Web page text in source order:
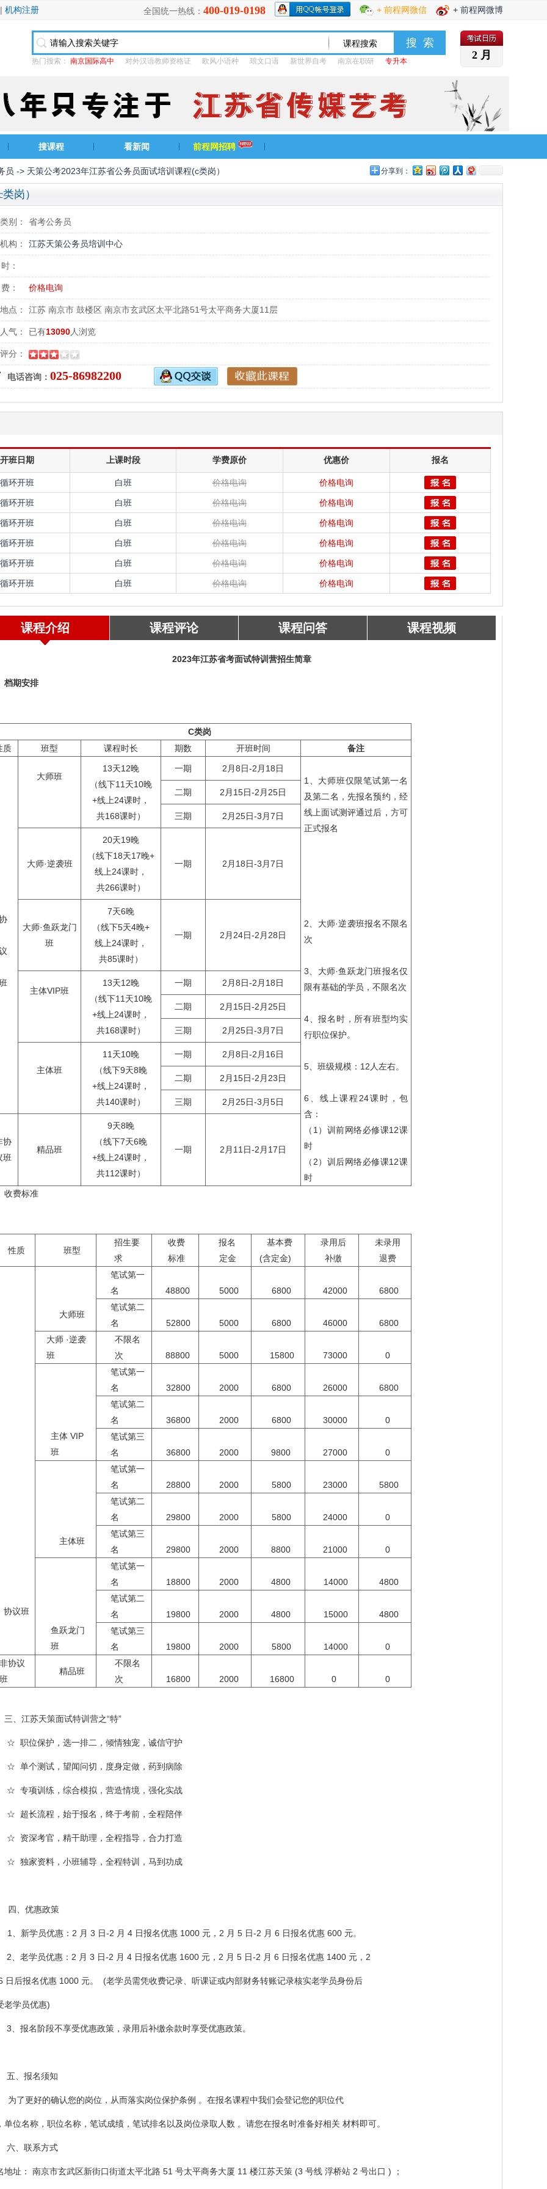
机构注册 + 前程网微博
+ 前程网微信
全国统一热线： 400-019-0198
热门搜索： 南京国际高中 对外汉语教师资格证 欧风小语种 琅文口语 新世界自考 南京在职研 专升本 2 月
搜课程 看新闻 前程网招聘
员 -> 天策公考2023年江苏省公务员面试培训课程(c类岗） 分享到：
岗）
别： 省考公务员
构： 江苏天策公务员培训中心
：
： 价格电询
点： 江苏 南京市 鼓楼区 南京市玄武区太平北路51号太平商务大厦11层
气： 已有13090人浏览
分：
电话咨询： 025-86982200
开班日期 上课时段 学费原价 优惠价 报名
循环开班 白班 价格电询 价格电询
循环开班 白班 价格电询 价格电询
循环开班 白班 价格电询 价格电询
循环开班 白班 价格电询 价格电询
循环开班 白班 价格电询 价格电询
循环开班 白班 价格电询 价格电询
课程介绍 课程评论 课程问答 课程视频
2023年江苏省考面试特训营招生简章
档期安排
C类岗
质
班型 课程时长 期数 开班时间 备注
大师班
13天12晚
（线下11天10晚
+线上24课时，
共168课时）
一期
2月8日-2月18日
1、大师班仅限笔试第一名
及第二名，先报名预约，经
线上面试测评通过后，方可
正式报名
2、大师·逆袭班报名不限名
次
3、大师·鱼跃龙门班报名仅
限有基础的学员，不限名次
4、报名时，所有班型均实
行职位保护。
5、班级规模：12人左右。
6、线上课程24课时，包
含：
（1）训前网络必修课12课
时
（2）训后网络必修课12课
时
二期 2月15日-2月25日
三期 2月25日-3月7日
大师·逆袭班
20天19晚
（线下18天17晚+
线上24课时，
共266课时）
一期 2月18日-3月7日
大师·鱼跃龙门
班
7天6晚
（线下5天4晚+
线上24课时，
共85课时）
一期 2月24日-2月28日
主体VIP班
13天12晚
（线下11天10晚
+线上24课时，
共168课时）
一期 2月8日-2月18日
二期 2月15日-2月25日
三期 2月25日-3月7日
主体班
11天10晚
（线下9天8晚
+线上24课时，
共140课时）
一期 2月8日-2月16日
二期 2月15日-2月23日
三期 2月25日-3月5日
协
班
精品班
9天8晚
（线下7天6晚
+线上24课时，
共112课时）
一期 2月11日-2月17日
收费标准
性质 班型
招生要
求
收费
标准
报名
定金
基本费
(含定金)
录用后
补缴
未录用
退费
协议班
大师班
笔试第一
名
48800 5000 6800 42000
6800
笔试第二
名
52800 5000 6800 46000
6800
大师 ·逆袭
班
不限名
次
88800 5000 15800 73000 0
主体 VIP
班
笔试第一
名
32800 2000 6800 26000
6800
笔试第二
名
36800 2000 6800 30000
0
笔试第三
名
36800 2000 9800 27000 0
主体班
笔试第一
名
28800 2000 5800 23000
5800
笔试第二
名
29800 2000 5800 24000
0
笔试第三
名
29800 2000 8800 21000 0
鱼跃龙门
班
笔试第一
名
18800 2000 4800 14000
4800
笔试第二
名
19800 2000 4800 15000
4800
笔试第三
名
19800 2000 5800 14000
0
协议
精品班
不限名
次
16800 2000 16800 0 0
三、江苏天策面试特训营之“特”
☆ 职位保护，选一排二，倾情独宠，诚信守护
☆ 单个测试，望闻问切，度身定做，药到病除
☆ 专项训练，综合模拟，营造情境，强化实战
☆ 超长流程，始于报名，终于考前，全程陪伴
☆ 资深考官，精干助理，全程指导，合力打造
☆ 独家资料，小班辅导，全程特训，马到功成
四、优惠政策
1、新学员优惠：2 月 3 日-2 月 4 日报名优惠 1000 元，2 月 5 日-2 月 6 日报名优惠 600 元。
2、老学员优惠：2 月 3 日-2 月 4 日报名优惠 1600 元，2 月 5 日-2 月 6 日报名优惠 1400 元，2
日后报名优惠 1000 元。 (老学员需凭收费记录、听课证或内部财务转账记录核实老学员身份后
老学员优惠)
3、报名阶段不享受优惠政策，录用后补缴余款时享受优惠政策。
五、报名须知
为了更好的确认您的岗位，从而落实岗位保护条例 。在报名课程中我们会登记您的职位代
单位名称，职位名称，笔试成绩，笔试排名以及岗位录取人数 。请您在报名时准备好相关 材料即可。
六、联系方式
地址： 南京市玄武区新街口街道太平北路 51 号太平商务大厦 11 楼江苏天策 (3 号线 浮桥站 2 号出口 ) ；